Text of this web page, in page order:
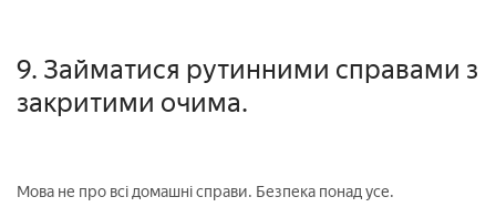
9. Займатися рутинними справами з
закритими очима.
Мова не про всі домашні справи. Безпека понад усе.